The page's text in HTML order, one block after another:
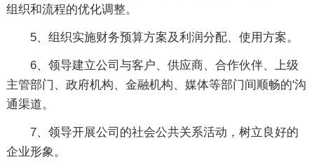
组织和流程的优化调整。
5、组织实施财务预算方案及利润分配、使用方案。
6、领导建立公司与客户、供应商、合作伙伴、上级
主管部门、政府机构、金融机构、媒体等部门间顺畅的'沟
通渠道。
7、领导开展公司的社会公共关系活动，树立良好的
企业形象。